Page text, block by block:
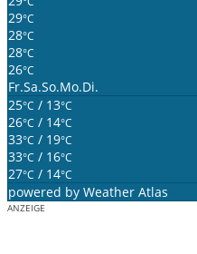
29°C
28°C
28°C
26°C
Fr.Sa.So.Mo.Di.
25°C / 13°C
26°C / 14°C
33°C / 19°C
33°C / 16°C
27°C / 14°C
powered by Weather Atlas
ANZEIGE